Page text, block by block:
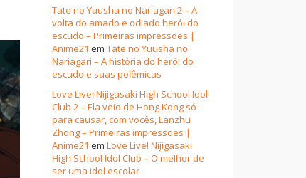
Tate no Yuusha no Nariagari 2 – A
volta do amado e odiado herói do
escudo – Primeiras impressões |
Anime21 em Tate no Yuusha no
Nariagari – A história do herói do
escudo e suas polêmicas
Love Live! Nijigasaki High School Idol
Club 2 – Ela veio de Hong Kong só
para causar, com vocês, Lanzhu
Zhong – Primeiras impressões |
Anime21 em Love Live! Nijigasaki
High School Idol Club – O melhor de
ser uma idol escolar